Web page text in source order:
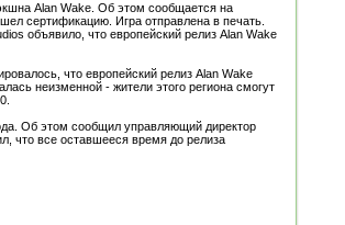
Alan Wake. Об этом сообщается на
сертификацию. Игра отправлена в печать.
объявило, что европейский релиз Alan Wake
что европейский релиз Alan Wake
неизменной - жители этого региона смогут
Об этом сообщил управляющий директор
что все оставшееся время до релиза